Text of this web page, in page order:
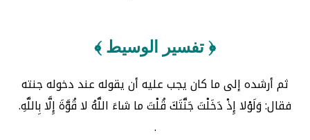
﴿ تفسير الوسيط ﴾
ثم أرشده إلى ما كان يجب عليه أن يقوله عند دخوله جنته
فقال: وَلَوْلا إِذْ دَخَلْتَ جَنَّتَكَ قُلْتَ ما شاءَ اللَّهُ لا قُوَّةَ إِلَّا بِاللَّهِ.
.